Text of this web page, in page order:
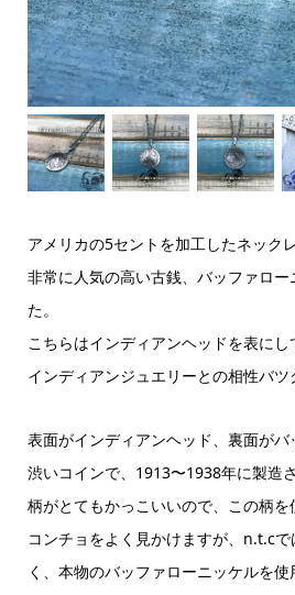
アメリカの5セントを加工したネックレ
非常に人気の高い古銭、バッファロ
た。
こちらはインディアンヘッドを表にし
インディアンジュエリーとの相性バツ
表面がインディアンヘッド、裏面が
渋いコインで、1913〜1938年に製造
柄がとてもかっこいいので、この柄
コンチョをよく見かけますが、n.t.c
く、本物のバッファローニッケルを使